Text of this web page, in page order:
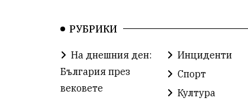
РУБРИКИ
На днешния ден:
България през
вековете
Инциденти
Спорт
Култура